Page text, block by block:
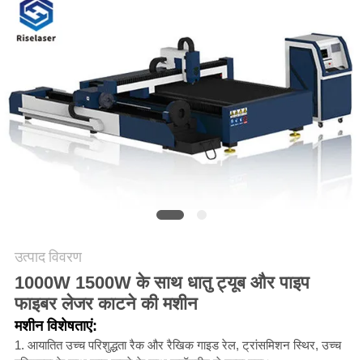
उद्धरण
की
करे
РУССКИЙ
PRIVACY
POLICY
उत्पाद विवरण
1000W 1500W के साथ धातु ट्यूब और पाइप
फाइबर लेजर काटने की मशीन
मशीन विशेषताएं:
1. आयातित उच्च परिशुद्धता रैक और रैखिक गाइड रेल, ट्रांसमिशन स्थिर, उच्च